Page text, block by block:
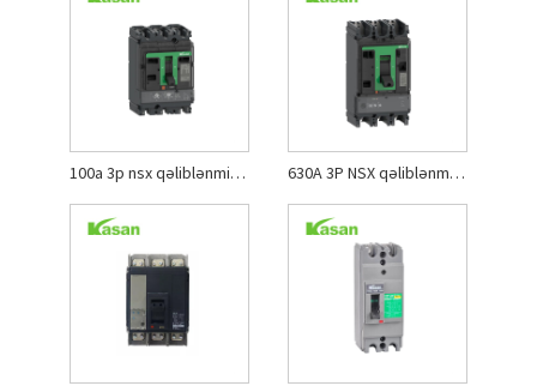
100a 3p nsx qəliblənmiş qutu dövrə açarı 630A 3P NSX qəliblənmiş iş dövrə açarı